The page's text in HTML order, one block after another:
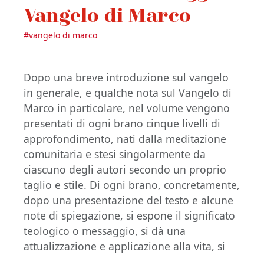
Vangelo di Marco
#vangelo di marco
Dopo una breve introduzione sul vangelo
in generale, e qualche nota sul Vangelo di
Marco in particolare, nel volume vengono
presentati di ogni brano cinque livelli di
approfondimento, nati dalla meditazione
comunitaria e stesi singolarmente da
ciascuno degli autori secondo un proprio
taglio e stile. Di ogni brano, concretamente,
dopo una presentazione del testo e alcune
note di spiegazione, si espone il significato
teologico o messaggio, si dà una
attualizzazione e applicazione alla vita, si